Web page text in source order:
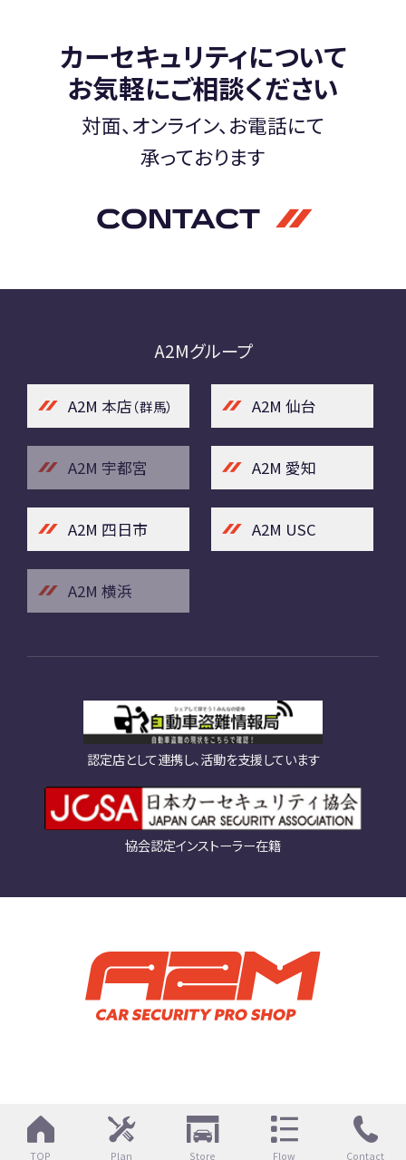
カーセキュリティについて
お気軽にご相談ください
対面、オンライン、お電話にて
承っております
CONTACT
A2Mグループ
A2M 本店（群馬） A2M 仙台
A2M 宇都宮 A2M 愛知
A2M 四日市 A2M USC
A2M 横浜
認定店として連携し、活動を支援しています
協会認定インストーラー在籍
TOP Plan Store Flow Contact